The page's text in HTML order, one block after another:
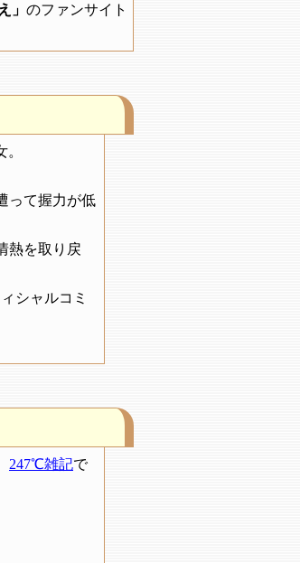
」 のファンサイト
って握力が低
熱を取り戻
シャルコミ
247℃雑記で